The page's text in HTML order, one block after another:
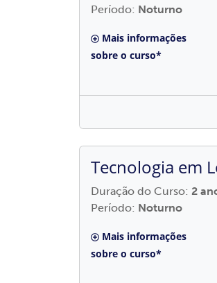
Período: Noturno
Mais informações
sobre o curso*
Tecnologia em
Duração do Curso: 2
Período: Noturno
Mais informações
sobre o curso*